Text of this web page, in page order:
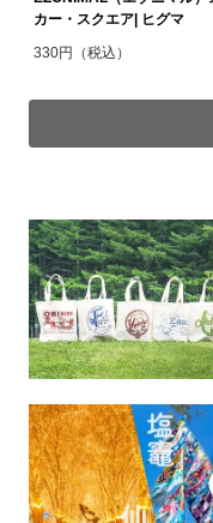
カー・スクエア| ヒグマ
330円（税込）